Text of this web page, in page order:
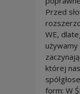
Przed
WE,
używamy
której
form: W